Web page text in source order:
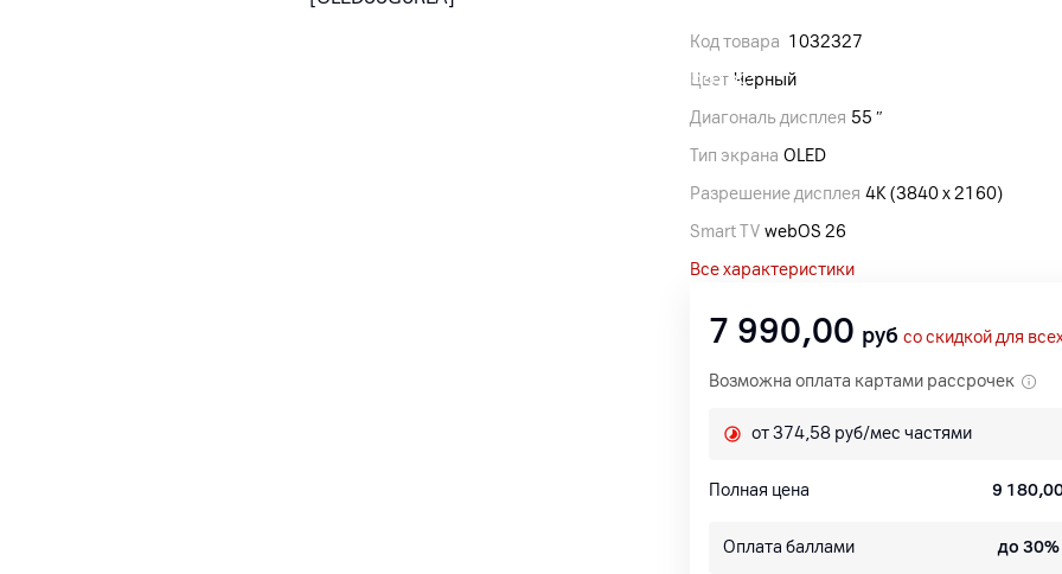
Код товара 1032327
Цвет Черный
Диагональ дисплея 55 ″
Тип экрана OLED
Разрешение дисплея 4K (3840 x 2160)
Smart TV webOS 26
Все характеристики
7 990,00 руб со скидкой для
Возможна оплата картами рассрочек
от 374,58 руб/мес частями
Полная цена 9
Оплата баллами до 30%